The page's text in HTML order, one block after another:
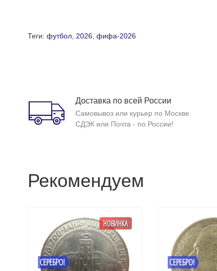
Теги: футбол, 2026, фифа-2026
Доставка по всей России
Самовывоз или курьер по Москве.
СДЭК или Почта - по России!
Рекомендуем
СЕРЕБРО!
НОВИНКА
СЕРЕБРО!